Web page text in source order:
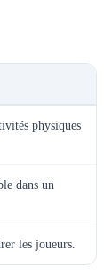
physiques
dans un
les joueurs.